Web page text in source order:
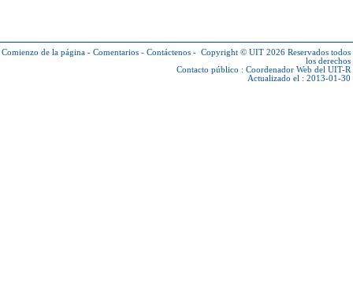
Comienzo de la página - Comentarios - Contáctenos - Copyright © UIT 2026 Reservados todos
los derechos
Contacto público : Coordenador Web del UIT-R
Actualizado el : 2013-01-30